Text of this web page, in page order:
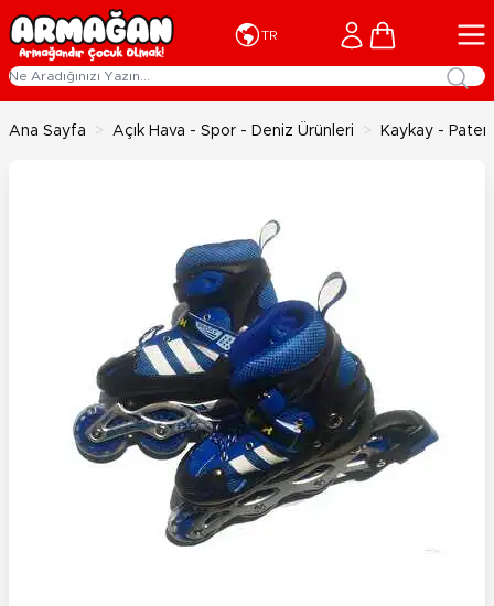
İçeriğe geç
TR Cart
Ana Sayfa > Açık Hava - Spor - Deniz Ürünleri > Kaykay -